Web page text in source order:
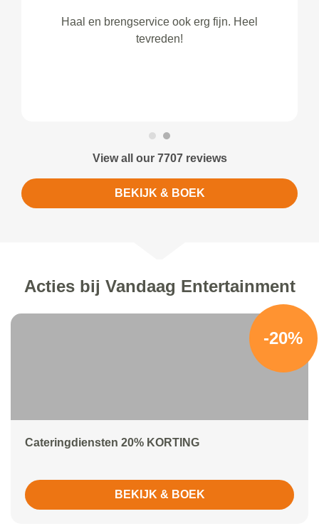
Haal en brengservice ook erg fijn. Heel
tevreden!
View all our 7707 reviews
BEKIJK & BOEK
Acties bij Vandaag Entertainment
-20%
Cateringdiensten 20% KORTING
BEKIJK & BOEK